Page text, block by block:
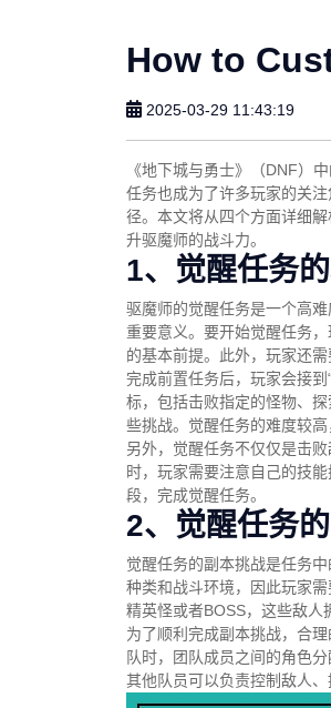
How to
2025-03-29 11:43:19
《地下城与勇士》（DNF）
任务也成为了许多玩家的关
径。本文将从四个方面详细
升驱魔师的战斗力。
1、觉醒任务
驱魔师的觉醒任务是一个高
重要意义。要开始觉醒任务
的基本前提。此外，玩家还
完成前置任务后，玩家会接
标，包括击败指定的怪物、
些挑战。觉醒任务的难度较
另外，觉醒任务不仅仅是击
时，玩家需要注意自己的技
段，完成觉醒任务。
2、觉醒任务
觉醒任务的副本挑战是任务
种类和战斗环境，因此玩家
精英怪或者BOSS，这些敌人
为了顺利完成副本挑战，合
队时，团队成员之间的角色
其他队员可以负责控制敌人